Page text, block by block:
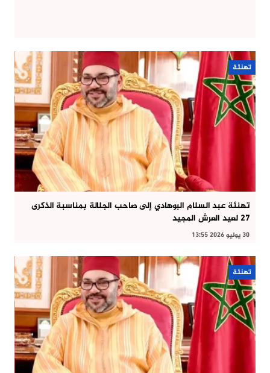
تهنئة
تهنئة عبد السلام البوهادي إلى صاحب الجلالة بمناسبة الذكرى
27 لعيد العرش المجيد
30 يوليو 2026 13:55
تهنئة